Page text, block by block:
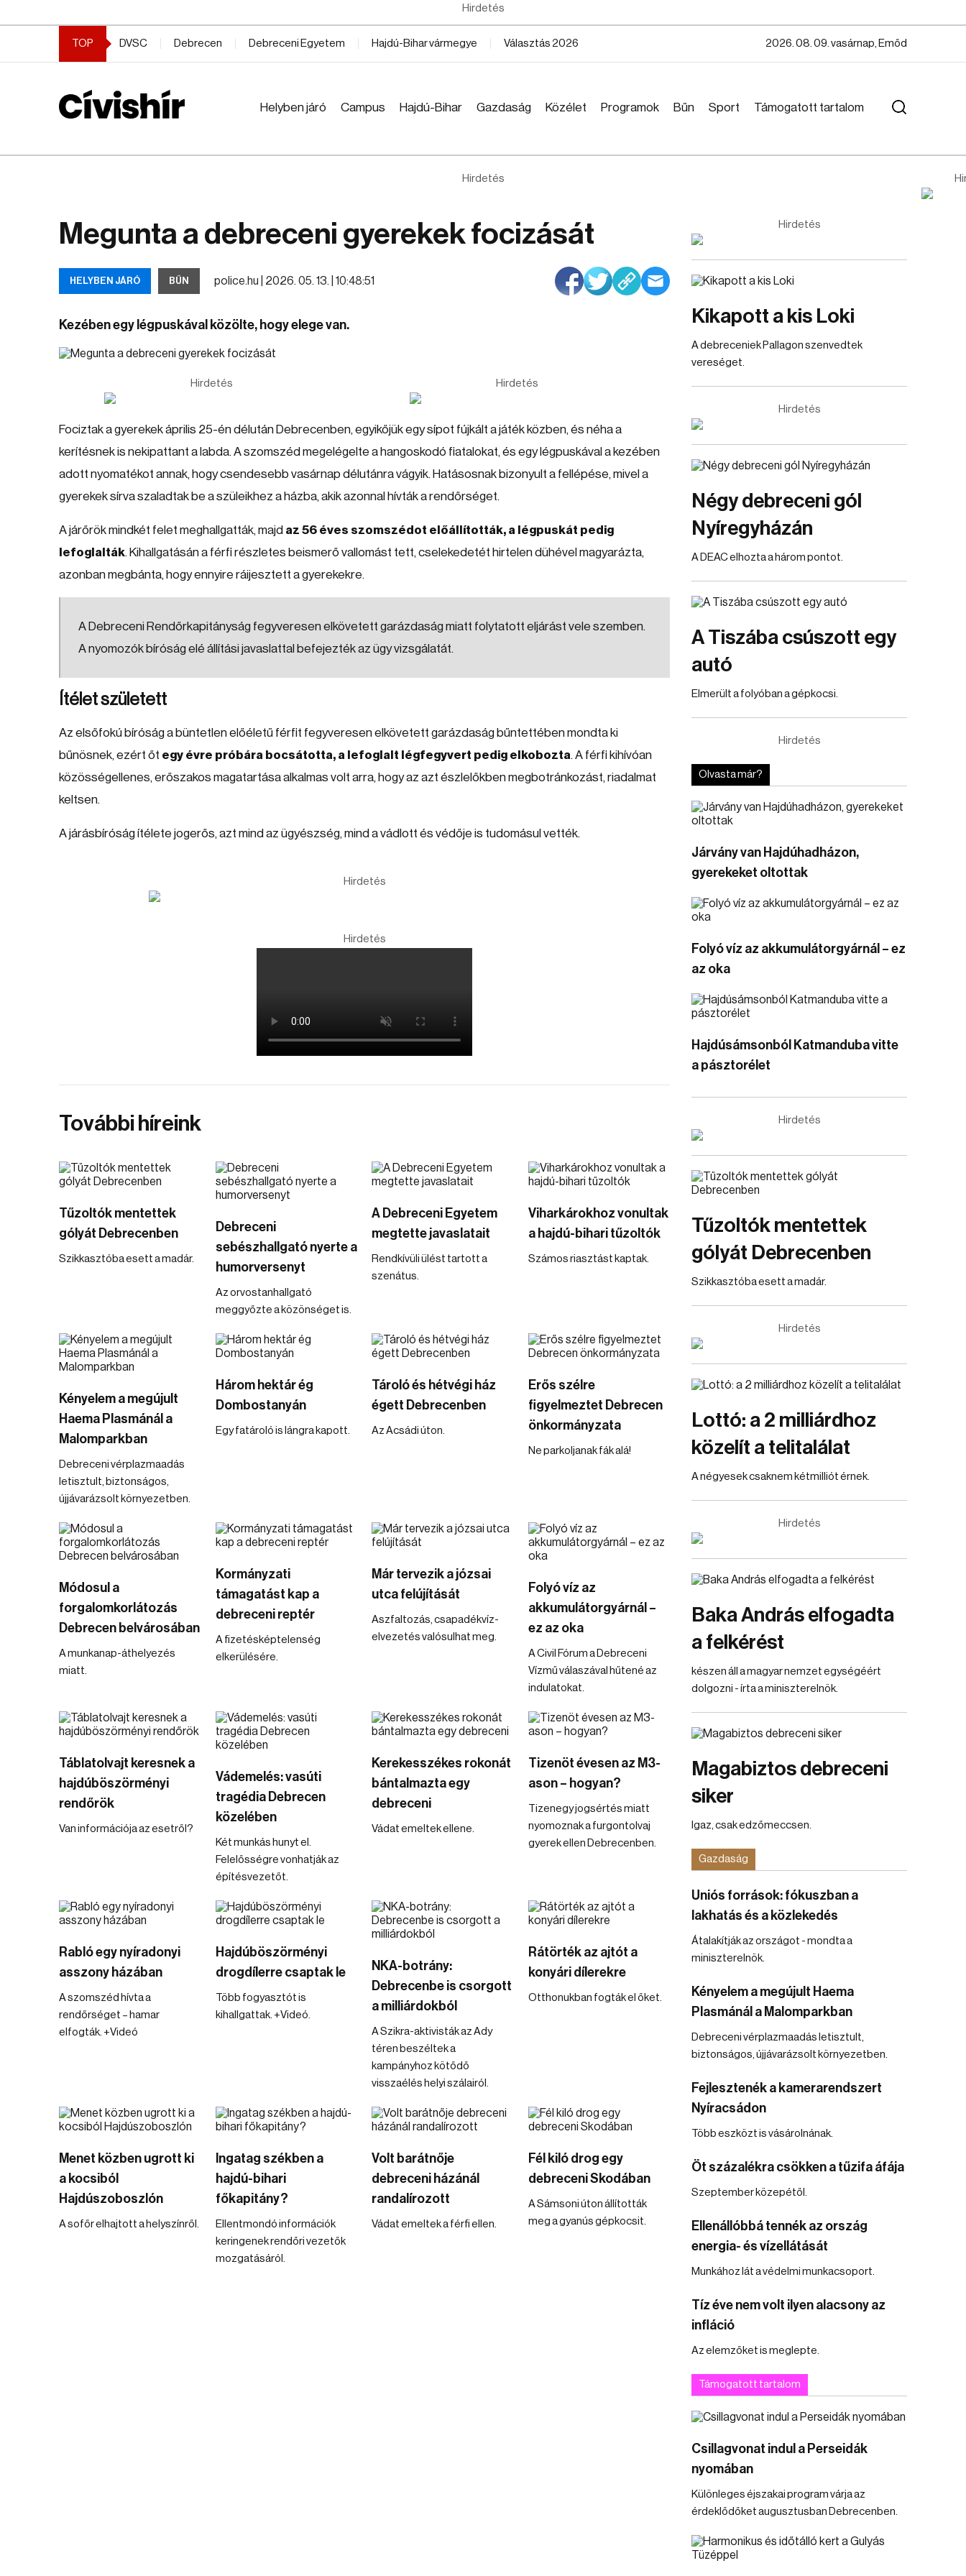
Hirdetés
TOP DVSC Debrecen Debreceni Egyetem Hajdú-Bihar vármegye Választás 2026 2026. 08. 09. vasárnap, Emőd
Helyben járó Campus Hajdú-Bihar Gazdaság Közélet Programok Bűn Sport Támogatott tartalom
Hirdetés
Megunta a debreceni gyerekek focizását
HELYBEN JÁRÓ BŰN police.hu | 2026. 05. 13. | 10:48:51
Kezében egy légpuskával közölte, hogy elege van.
Hirdetés Hirdetés
Fociztak a gyerekek április 25-én délután Debrecenben, egyikőjük egy sípot fújkált a játék közben, és néha a
kerítésnek is nekipattant a labda. A szomszéd megelégelte a hangoskodó fiatalokat, és egy légpuskával a kezében
adott nyomatékot annak, hogy csendesebb vasárnap délutánra vágyik. Hatásosnak bizonyult a fellépése, mivel a
gyerekek sírva szaladtak be a szüleikhez a házba, akik azonnal hívták a rendőrséget.
A járőrök mindkét felet meghallgatták, majd az 56 éves szomszédot előállították, a légpuskát pedig
lefoglalták. Kihallgatásán a férfi részletes beismerő vallomást tett, cselekedetét hirtelen dühével magyarázta,
azonban megbánta, hogy ennyire ráijesztett a gyerekekre.
A Debreceni Rendőrkapitányság fegyveresen elkövetett garázdaság miatt folytatott eljárást vele szemben.
A nyomozók bíróság elé állítási javaslattal befejezték az ügy vizsgálatát.
Ítélet született
Az elsőfokú bíróság a büntetlen előéletű férfit fegyveresen elkövetett garázdaság bűntettében mondta ki
bűnösnek, ezért őt egy évre próbára bocsátotta, a lefoglalt légfegyvert pedig elkobozta. A férfi kihívóan
közösségellenes, erőszakos magatartása alkalmas volt arra, hogy az azt észlelőkben megbotránkozást, riadalmat
keltsen.
A járásbíróság ítélete jogerős, azt mind az ügyészség, mind a vádlott és védője is tudomásul vették.
Hirdetés
Hirdetés
További híreink
Tűzoltók mentettek
gólyát Debrecenben
Szikkasztóba esett a madár.
Debreceni
sebészhallgató nyerte a
humorversenyt
Az orvostanhallgató
meggyőzte a közönséget is.
A Debreceni Egyetem
megtette javaslatait
Rendkívüli ülést tartott a
szenátus.
Viharkárokhoz vonultak
a hajdú-bihari tűzoltók
Számos riasztást kaptak.
Kényelem a megújult
Haema Plasmánál a
Malomparkban
Debreceni vérplazmaadás
letisztult, biztonságos,
újjávarázsolt környezetben.
Három hektár ég
Dombostanyán
Egy fatároló is lángra kapott.
Tároló és hétvégi ház
égett Debrecenben
Az Acsádi úton.
Erős szélre
figyelmeztet Debrecen
önkormányzata
Ne parkoljanak fák alá!
Módosul a
forgalomkorlátozás
Debrecen belvárosában
A munkanap-áthelyezés
miatt.
Kormányzati
támagatást kap a
debreceni reptér
A fizetésképtelenség
elkerülésére.
Már tervezik a józsai
utca felújítását
Aszfaltozás, csapadékvíz-
elvezetés valósulhat meg.
Folyó víz az
akkumulátorgyárnál –
ez az oka
A Civil Fórum a Debreceni
Vízmű válaszával hűtené az
indulatokat.
Táblatolvajt keresnek a
hajdúböszörményi
rendőrök
Van információja az esetről?
Vádemelés: vasúti
tragédia Debrecen
közelében
Két munkás hunyt el.
Felelősségre vonhatják az
építésvezetőt.
Kerekesszékes rokonát
bántalmazta egy
debreceni
Vádat emeltek ellene.
Tizenöt évesen az M3-
ason – hogyan?
Tizenegy jogsértés miatt
nyomoznak a furgontolvaj
gyerek ellen Debrecenben.
Rabló egy nyíradonyi
asszony házában
A szomszéd hívta a
rendőrséget – hamar
elfogták. +Videó
Hajdúböszörményi
drogdílerre csaptak le
Több fogyasztót is
kihallgattak. +Videó.
NKA-botrány:
Debrecenbe is csorgott
a milliárdokból
A Szikra-aktivisták az Ady
téren beszéltek a
kampányhoz kötődő
visszaélés helyi szálairól.
Rátörték az ajtót a
konyári dílerekre
Otthonukban fogták el őket.
Menet közben ugrott ki
a kocsiból
Hajdúszoboszlón
A sofőr elhajtott a helyszínről.
Ingatag székben a
hajdú-bihari
főkapitány?
Ellentmondó információk
keringenek rendőri vezetők
mozgatásáról.
Volt barátnője
debreceni házánál
randalírozott
Vádat emeltek a férfi ellen.
Fél kiló drog egy
debreceni Skodában
A Sámsoni úton állították
meg a gyanús gépkocsit.
Hirdetés
Kikapott a kis Loki
A debreceniek Pallagon szenvedtek
vereséget.
Hirdetés
Négy debreceni gól
Nyíregyházán
A DEAC elhozta a három pontot.
A Tiszába csúszott egy
autó
Elmerült a folyóban a gépkocsi.
Hirdetés
Olvasta már?
Járvány van Hajdúhadházon,
gyerekeket oltottak
Folyó víz az akkumulátorgyárnál – ez
az oka
Hajdúsámsonból Katmanduba vitte
a pásztorélet
Hirdetés
Tűzoltók mentettek
gólyát Debrecenben
Szikkasztóba esett a madár.
Hirdetés
Lottó: a 2 milliárdhoz
közelít a telitalálat
A négyesek csaknem kétmilliót érnek.
Hirdetés
Baka András elfogadta
a felkérést
készen áll a magyar nemzet egységéért
dolgozni - írta a miniszterelnök.
Magabiztos debreceni
siker
Igaz, csak edzőmeccsen.
Gazdaság
Uniós források: fókuszban a
lakhatás és a közlekedés
Átalakítják az országot - mondta a
miniszterelnök.
Kényelem a megújult Haema
Plasmánál a Malomparkban
Debreceni vérplazmaadás letisztult,
biztonságos, újjávarázsolt környezetben.
Fejlesztenék a kamerarendszert
Nyíracsádon
Több eszközt is vásárolnának.
Öt százalékra csökken a tűzifa áfája
Szeptember közepétől.
Ellenállóbbá tennék az ország
energia- és vízellátását
Munkához lát a védelmi munkacsoport.
Tíz éve nem volt ilyen alacsony az
infláció
Az elemzőket is meglepte.
Támogatott tartalom
Csillagvonat indul a Perseidák
nyomában
Különleges éjszakai program várja az
érdeklődőket augusztusban Debrecenben.